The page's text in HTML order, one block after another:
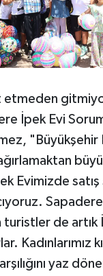
etmeden
İpek Evi
"Büyükşehir
Evimizde satış
de artık
Kadınlarımız
yaz